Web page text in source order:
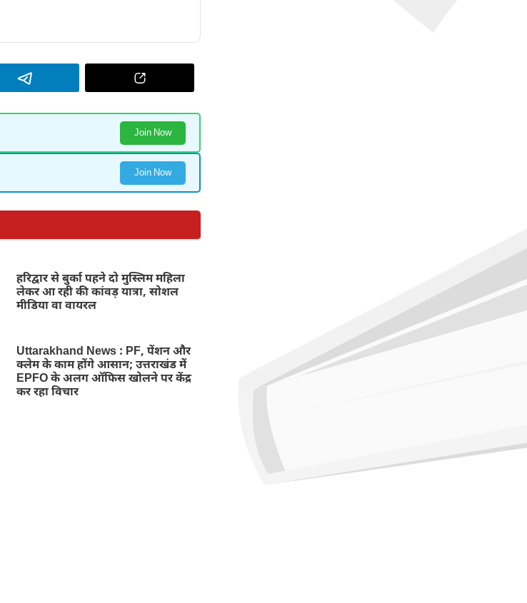
Join Now
Join Now
हरिद्वार से बुर्का पहने दो मुस्लिम महिला
लेकर आ रही की कांवड़ यात्रा, सोशल
मीडिया वा वायरल
Uttarakhand News : PF, पेंशन और
क्लेम के काम होंगे आसान; उत्तराखंड में
EPFO के अलग ऑफिस खोलने पर केंद्र
कर रहा विचार